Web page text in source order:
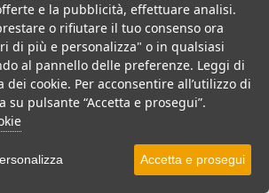
mare, con animazione e buona cucina, ideale
o in famiglia.
VEDI SU MAPPA
e la pubblicità, effettuare analisi.
o rifiutare il tuo consenso ora
di più e personalizza" o in qualsiasi
al pannello delle preferenze. Leggi di
cookie. Per acconsentire all’utilizzo di
pulsante “Accetta e prosegui”.
Accetta e prosegui